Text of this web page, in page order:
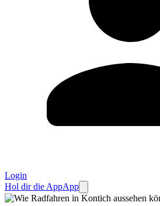
Login
Hol dir die AppApp